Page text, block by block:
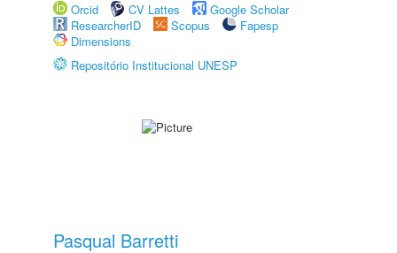
Orcid
CV Lattes
Google Scholar
ResearcherID
Scopus
Fapesp
Dimensions
Repositório Institucional UNESP
Pasqual Barretti